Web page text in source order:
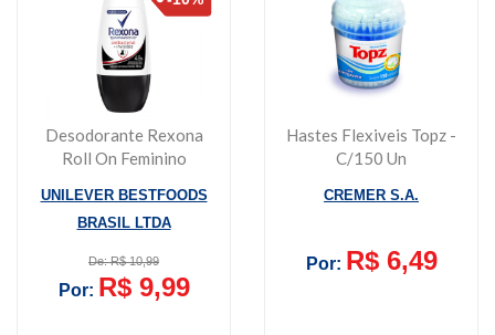
Desodorante Rexona
Roll On Feminino
UNILEVER BESTFOODS
BRASIL LTDA
De: R$ 10,99
Por: R$ 9,99
Hastes Flexiveis Topz -
C/150 Un
CREMER S.A.
Por: R$ 6,49